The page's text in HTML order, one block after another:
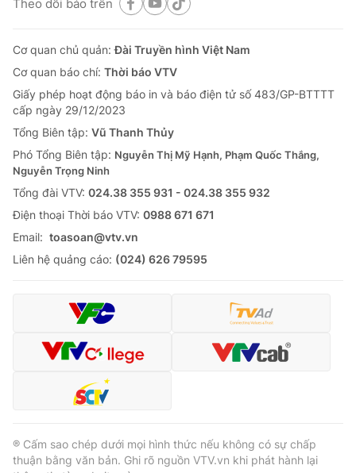
Giải sao mai
Du lịch
Làm đẹp
Chất lượng cuộc sống
Tuyển sinh
Học trực tuyến
Công nghệ
Hitech Công nghệ tương lai
Sản phẩm
Thị trường
Tư vấn
Giao lưu trực tuyến
Lịch phát sóng
Chuyên mục khác
Emagazine Podcast
Video Shorts video
VTV Money
VTV Sức khoẻ Bất động sản
Theo dõi báo trên
Cơ quan chủ quản:Đài Truyền hình Việt Nam
Cơ quan báo chí: Thời báo VTV
Giấy phép hoạt động báo in và báo điện tử số 483/GP-BTTTT
cấp ngày 29/12/2023
Tổng Biên tập: Vũ Thanh Thủy
Phó Tổng Biên tập: Nguyễn Thị Mỹ Hạnh, Phạm Quốc Thắng,
Nguyễn Trọng Ninh
Tổng đài VTV: 024.38 355 931 - 024.38 355 932
Ðiện thoại Thời báo VTV: 0988 671 671
Email: toasoan@vtv.vn
Liên hệ quảng cáo: (024) 626 79595
® Cấm sao chép dưới mọi hình thức nếu không có sự chấp
thuận bằng văn bản. Ghi rõ nguồn VTV.vn khi phát hành lại